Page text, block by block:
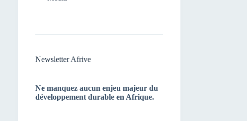
Newsletter Afrive
Ne manquez aucun enjeu majeur du
développement durable en Afrique.